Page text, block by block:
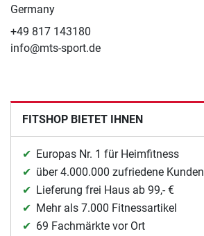
Germany
+49 817 143180
info@mts-sport.de
FITSHOP BIETET IHNEN
Europas Nr. 1 für Heimfitness
über 4.000.000 zufriedene Kunden
Lieferung frei Haus ab 99,- €
Mehr als 7.000 Fitnessartikel
69 Fachmärkte vor Ort